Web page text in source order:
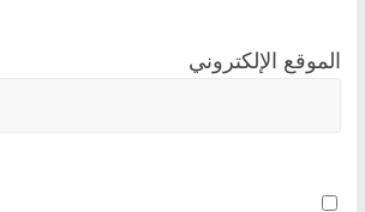
الموقع الإلكتروني